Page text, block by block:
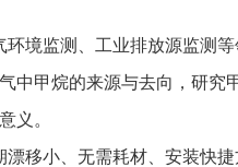
境监测、工业排放源监测
中甲烷的来源与去向，研究
义。
移小、无需耗材、安装快